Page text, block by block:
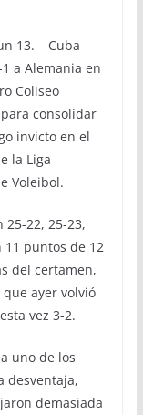
13. – Cuba
a Alemania en
Coliseo
consolidar
invicto en el
la Liga
Voleibol.
22, 25-23,
11 puntos de 12
del certamen,
ayer volvió
vez 3-2.
uno de los
desventaja,
demasiada